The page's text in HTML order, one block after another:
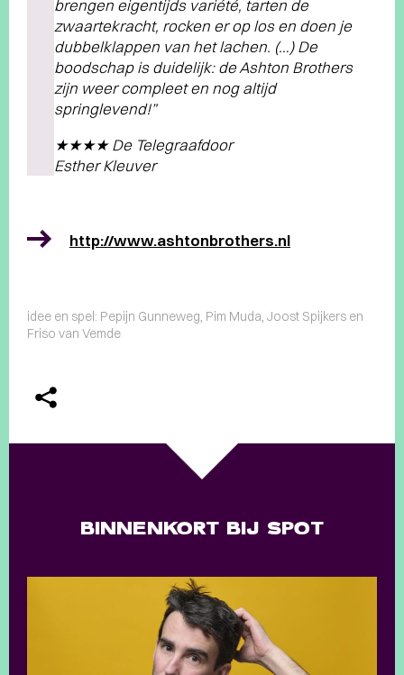
brengen eigentijds variété, tarten de
zwaartekracht, rocken er op los en doen je
dubbelklappen van het lachen. (…) De
boodschap is duidelijk: de Ashton Brothers
zijn weer compleet en nog altijd
springlevend!”
★★★★ De Telegraafdoor
Esther Kleuver
http://www.ashtonbrothers.nl
idee en spel: Pepijn Gunneweg, Pim Muda, Joost Spijkers en
Friso van Vemde
BINNENKORT BIJ SPOT